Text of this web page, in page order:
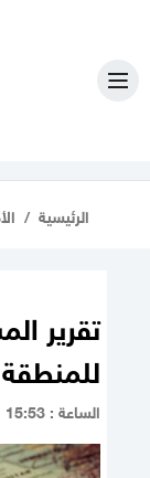
الرئيسية
تقرير
للمنطقة
الساعة : 15:53